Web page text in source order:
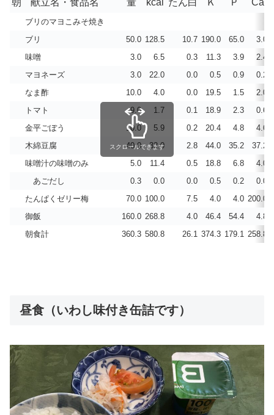
朝 献立名・食品名 量 kcal たん白 Ｋ Ｐ Ca
ブリのマヨこみそ焼き
ブリ
50.0 128.5 10.7 190.0 65.0
3.0
味噌
3.0 6.5 0.3 11.3 3.9
2.4
マヨネーズ
3.0 22.0 0.0 0.5 0.9
0.2
なま酢
10.0 4.0 0.0 19.5 1.5
2.0
トマト
9.0 1.7 0.1 18.9 2.3
0.6
金平ごぼう
10.0 5.9 0.2 20.4 4.8
4.6
木綿豆腐
40.0 32.0 2.8 44.0 35.2
37.2
味噌汁の味噌のみ
5.0 11.4 0.5 18.8 6.8
4.0
あごだし
0.3 0.0 0.0 0.5 0.2
0.0
たんぱくゼリー梅
70.0 100.0 7.5 4.0 4.0 200.0
御飯
160.0 268.8 4.0 46.4 54.4
4.8
朝食計
360.3 580.8 26.1 374.3 179.1 258.8
スクロールできます
昼食（いわし味付き缶詰です）